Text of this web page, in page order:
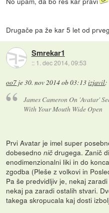
Drugače pa že kar 5 let od
Smrekar1
:: 1. dec 2014, 09:53
oo7 je30. nov 2014 ob 03:13izjavil:
James Cameron On 'Avatar'
With Your Mouth Wide Open
Prvi Avatar je imel super
dobesednonič drugega. Zanič
enodimenzionalni liki in do
zgodba (Pleše z volkovi in
Pa še predvidljiv je, nekaj
nekaj pa zaradi ostalih stvari.
takega skropucala kaj dosti